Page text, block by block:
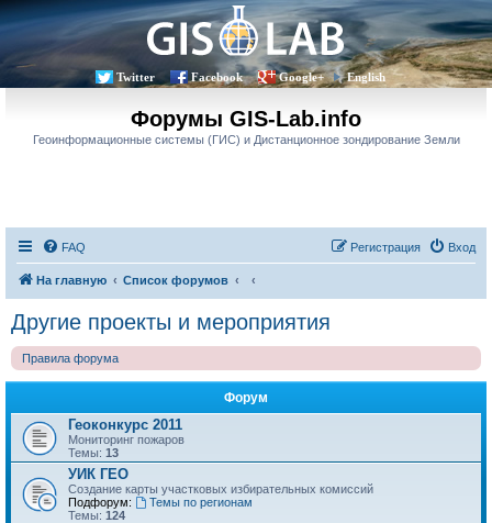
Twitter Facebook Google+ English
Форумы GIS-Lab.info
Геоинформационные системы (ГИС) и Дистанционное зондирование Земли
FAQ Вход
Регистрация
На главную Список форумов
Другие проекты и мероприятия
Правила форума
Форум
Геоконкурс 2011
Мониторинг пожаров
Темы: 13
УИК ГЕО
Создание карты участковых избирательных комиссий
Подфорум:
Темы по регионам
Темы: 124